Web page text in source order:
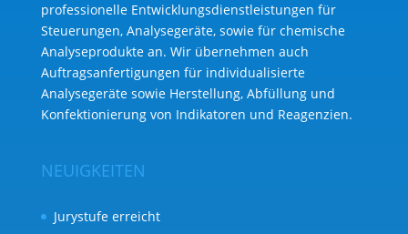
professionelle Entwicklungs­dienst­leistungen für
Steuerungen, Analysegeräte, sowie für chemische
Analyse­produkte an. Wir übernehmen auch
Auftragsanfertigungen für individualisierte
Analysegeräte sowie Herstellung, Abfüllung und
Konfektionierung von Indikatoren und Reagenzien.
NEUIGKEITEN
Jurystufe erreicht